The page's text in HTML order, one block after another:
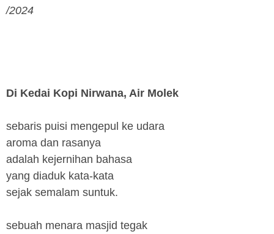
/2024
Di Kedai Kopi Nirwana, Air Molek
sebaris puisi mengepul ke udara
aroma dan rasanya
adalah kejernihan bahasa
yang diaduk kata-kata
sejak semalam suntuk.
sebuah menara masjid tegak